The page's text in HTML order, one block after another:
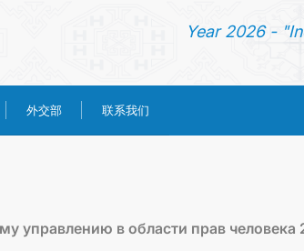
Year 2026 -
外交部 联系我们
управлению в области прав человека